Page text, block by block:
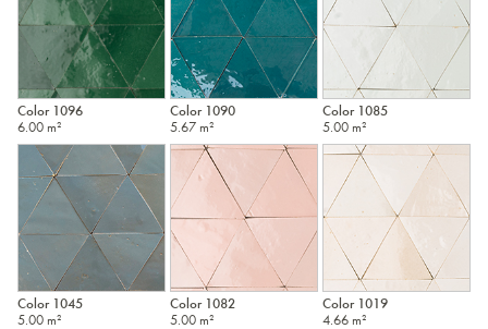
Color 1096
6.00 m²
Color 1090
5.67 m²
Color 1085
5.00 m²
Color 1045
5.00 m²
Color 1082
5.00 m²
Color 1019
4.66 m²